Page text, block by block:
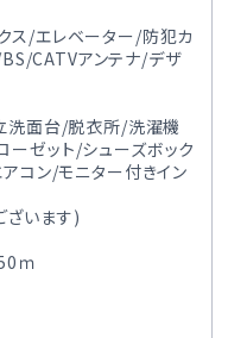
ス/エレベーター/防犯カ
CATVアンテナ/デザ
洗面台/脱衣所/洗濯機
ゼット/シューズボック
コン/モニター付きイン
います)
ｍ